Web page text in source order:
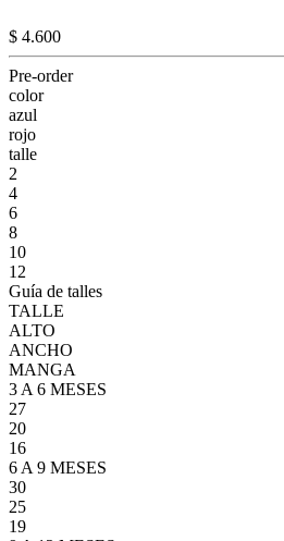
$ 4.600
Pre-order
color
azul
rojo
talle
2
4
6
8
10
12
Guía de talles
TALLE
ALTO
ANCHO
MANGA
3 A 6 MESES
27
20
16
6 A 9 MESES
30
25
19